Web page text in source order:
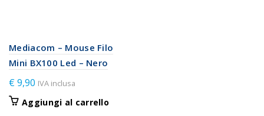
Mediacom – Mouse Filo
Mini BX100 Led – Nero
€9,90 IVA inclusa
Aggiungi al carrello